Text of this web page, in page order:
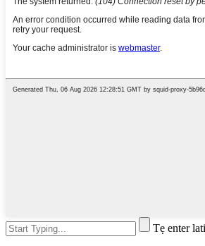
Tẹ enter